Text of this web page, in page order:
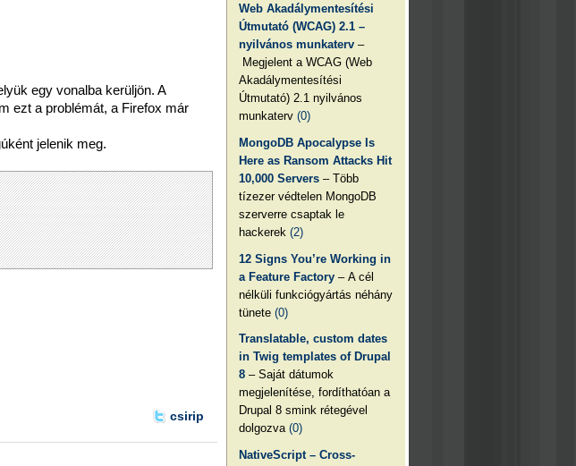
egy vonalba kerüljön. A
ezt a problémát, a Firefox már
jelenik meg.
csirip
Web Akadálymentesítési
Útmutató (WCAG) 2.1 –
nyilvános munkaterv –
Megjelent a WCAG (Web
Akadálymentesítési
Útmutató) 2.1 nyilvános
munkaterv(0)
MongoDB Apocalypse Is
Here as Ransom Attacks Hit
10,000 Servers – Több
tízezer védtelen MongoDB
szerverre csaptak le
hackerek(2)
12 Signs You’re Working in
a Feature Factory – A cél
nélküli funkciógyártás néhány
tünete(0)
Translatable, custom dates
in Twig templates of Drupal
8 – Saját dátumok
megjelenítése, fordíthatóan a
Drupal 8 smink rétegével
dolgozva(0)
NativeScript – Cross-